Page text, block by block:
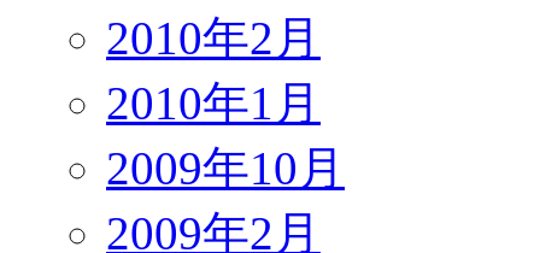
2010年2月
2010年1月
2009年10月
2009年2月